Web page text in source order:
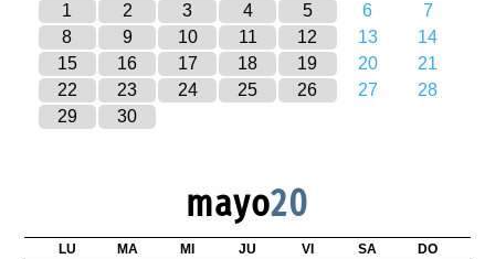
1 2 3 4 5 6
7
8
9 10 11 12 13
14
15
16 17 18 19 20
21
22
23 24 25 26 27
28
29
30
mayo20
LU MA MI JU VI SA DO